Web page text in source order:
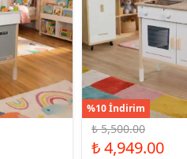
%10 İndirim
₺ 5,500.00
₺ 4,949.00